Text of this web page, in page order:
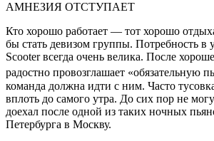
АМНЕЗИЯ ОТСТУПАЕТ
Кто хорошо работает — тот хорошо
бы стать девизом группы. Потребность в
Scooter всегда очень велика. После
радостно провозглашает «обязательную
команда должна идти с ним. Часто тусовка
вплоть до самого утра. До сих пор не
доехал после одной из таких ночных
Петербурга в Москву.